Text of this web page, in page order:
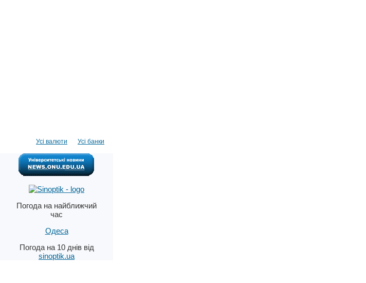
Усі банки
Усі валюти
Погода на найближчий
час
Одеса
Погода на 10 днів від
sinoptik.ua